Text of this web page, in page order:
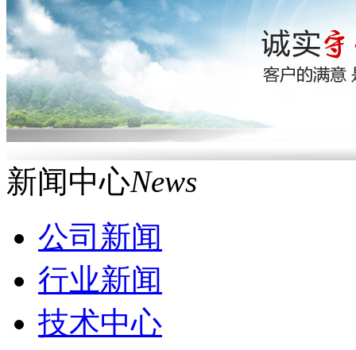
新闻中心News
公司新闻
行业新闻
技术中心